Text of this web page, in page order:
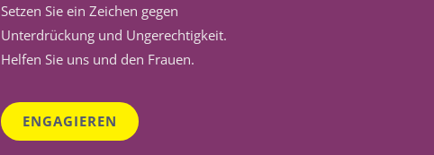
Setzen Sie ein Zeichen gegen
Unterdrückung und Ungerechtigkeit.
Helfen Sie uns und den Frauen.
ENGAGIEREN